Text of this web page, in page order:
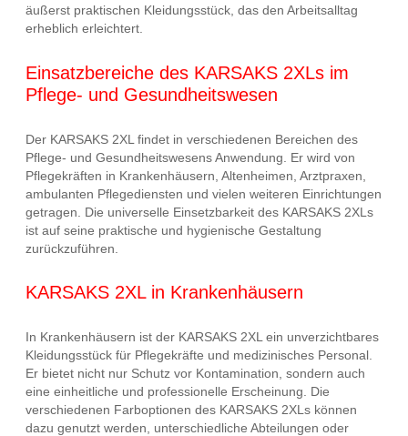
äußerst praktischen Kleidungsstück, das den Arbeitsalltag
erheblich erleichtert.
Einsatzbereiche des KARSAKS 2XLs im
Pflege- und Gesundheitswesen
Der KARSAKS 2XL findet in verschiedenen Bereichen des
Pflege- und Gesundheitswesens Anwendung. Er wird von
Pflegekräften in Krankenhäusern, Altenheimen, Arztpraxen,
ambulanten Pflegediensten und vielen weiteren Einrichtungen
getragen. Die universelle Einsetzbarkeit des KARSAKS 2XLs
ist auf seine praktische und hygienische Gestaltung
zurückzuführen.
KARSAKS 2XL in Krankenhäusern
In Krankenhäusern ist der KARSAKS 2XL ein unverzichtbares
Kleidungsstück für Pflegekräfte und medizinisches Personal.
Er bietet nicht nur Schutz vor Kontamination, sondern auch
eine einheitliche und professionelle Erscheinung. Die
verschiedenen Farboptionen des KARSAKS 2XLs können
dazu genutzt werden, unterschiedliche Abteilungen oder